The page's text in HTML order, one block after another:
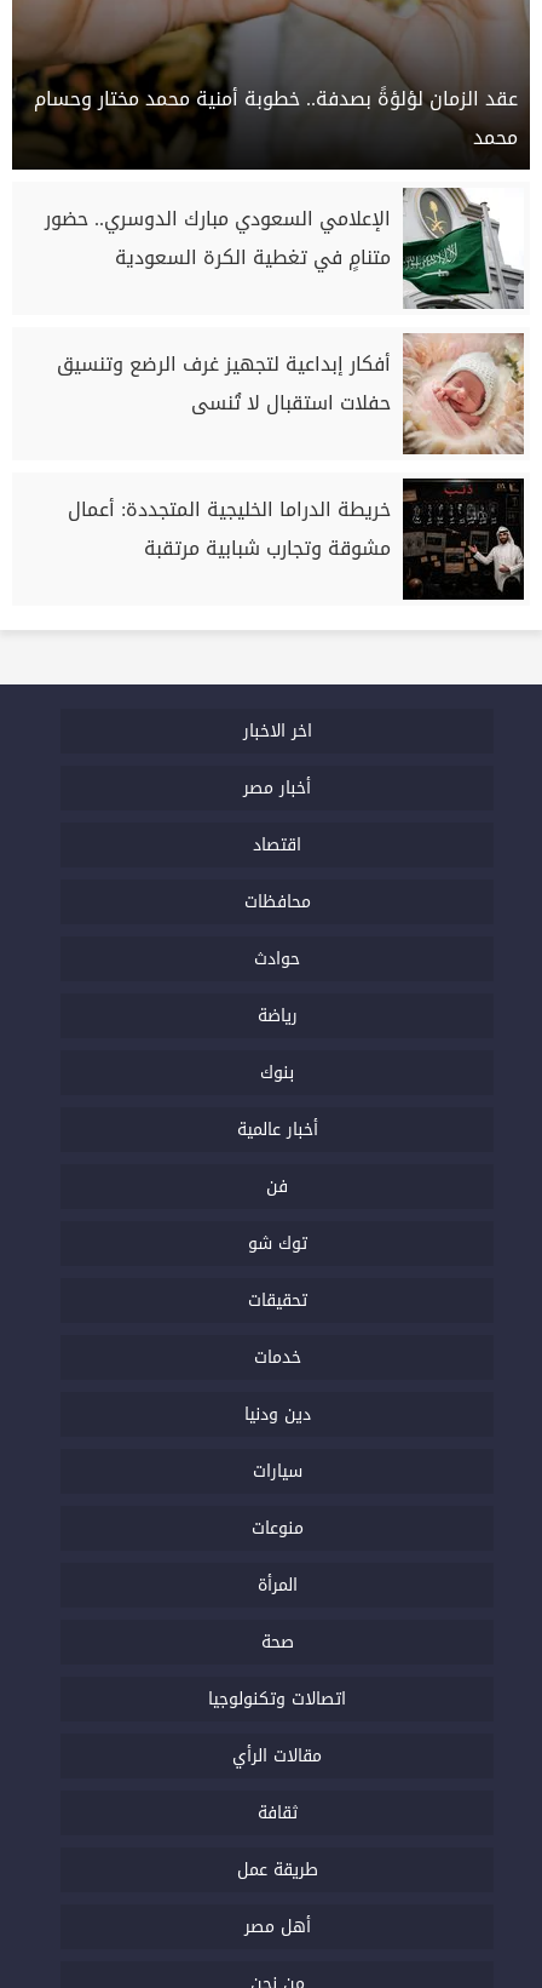
عقد الزمان لؤلؤةً بصدفة.. خطوبة أمنية محمد مختار وحسام
محمد
الإعلامي السعودي مبارك الدوسري.. حضور
متنامٍ في تغطية الكرة السعودية
أفكار إبداعية لتجهيز غرف الرضع وتنسيق
حفلات استقبال لا تُنسى
خريطة الدراما الخليجية المتجددة: أعمال
مشوقة وتجارب شبابية مرتقبة
اخر الاخبار
أخبار مصر
اقتصاد
محافظات
حوادث
رياضة
بنوك
أخبار عالمية
فن
توك شو
تحقيقات
خدمات
دين ودنيا
سيارات
منوعات
المرأة
صحة
اتصالات وتكنولوجيا
مقالات الرأي
ثقافة
طريقة عمل
أهل مصر